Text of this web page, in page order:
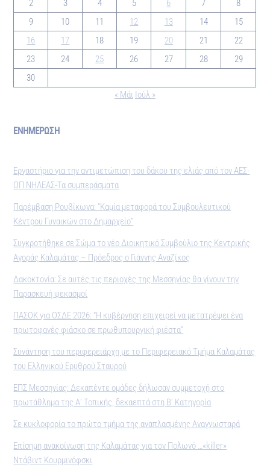
2
3 4 5 6 7
8
9
10 11 12 13 14
15
16
17 18 19 20 21
22
23
24 25 26 27 28
29
30
« Μάι Ιούλ »
ΕΝΗΜΕΡΩΣΗ
Εργαστήριο για την αντιμετώπιση του δάκου της ελιάς από τον ΑΕΣ-
ΟΠ ΝΗΛΕΑΣ-Τα συμπεράσματα
Παρέμβαση Ρουβίκωνα: “Καμία μεταφορά του Συμβουλευτικού
Κέντρου Γυναικών στο Δημαρχείο”
Συγκροτήθηκε σε Σώμα το νέο Διοικητικό Συμβούλιο της Κεντρικής
Αγοράς Καλαμάτας – Πρόεδρος ο Γιάννης Αναζίκος
Δακοκτονία: Σε αυτές τις περιοχές της Μεσσηνίας θα γίνουν την
Παρασκευή ψεκασμοί
ΠΑΣΟΚ για ΟΣΔΕ 2026: “Η κυβέρνηση επιχειρεί να μετατρέψει ένα
πρωτοφανές φιάσκο σε πρωθυπουργική φιέστα”
Συνάντηση του περιφερειάρχη με το Περιφερειακό Τμήμα Καλαμάτας
του Ελληνικού Ερυθρού Σταυρού
ΕΠΣ Μεσσηνίας: Δεκαπέντε ομάδες δήλωσαν συμμετοχή στο
πρωτάθλημα της Α’ Τοπικής, δεκαεπτά στη Β’ Κατηγορία
Σε κυκλοφορία το πρώτο τμήμα της αναπλασμένης Αναγνωσταρά
Επίσημη ανακοίνωση της Καλαμάτας για τον Πολωνό …«killer»
Ντάβιντ Κουρμινόφσκι